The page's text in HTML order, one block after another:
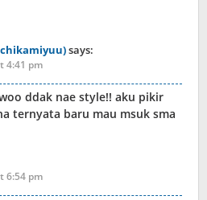
says:
4:41 pm
ddak nae style!! aku pikir
ternyata baru mau msuk sma
6:54 pm